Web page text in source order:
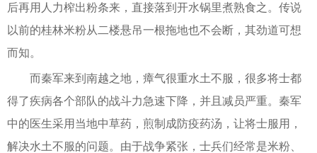
后再用人力榨出粉条来，直接落到开水锅里煮熟食之。传说
以前的桂林米粉从二楼悬吊一根拖地也不会断，其劲道可想
而知。
而秦军来到南越之地，瘴气很重水土不服，很多将士都
得了疾病各个部队的战斗力急速下降，并且减员严重。秦军
中的医生采用当地中草药，煎制成防疫药汤，让将士服用，
解决水土不服的问题。由于战争紧张，士兵们经常是米粉、